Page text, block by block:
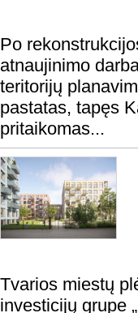
Po
atnaujinimo
teritorijų
pastatas, tapęs
pritaikomas...
Tvarios miestų
investicijų grupe